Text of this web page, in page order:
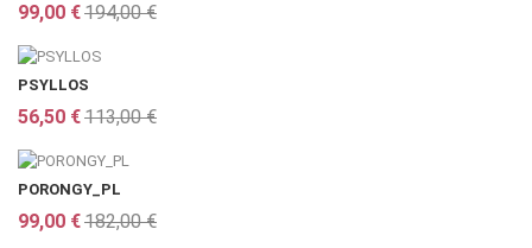
99,00 €194,00 €
PSYLLOS
56,50 €113,00 €
PORONGY_PL
99,00 €182,00 €